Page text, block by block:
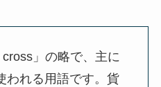
cross」の略で、主に
われる用語です。貨